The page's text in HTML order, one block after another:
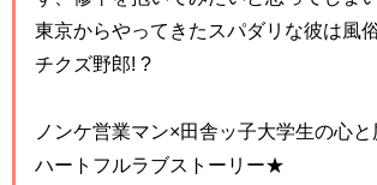
東京からやってきたスパダリな彼は風
チクズ野郎! ?
ノンケ営業マン×田舎ッ子大学生の心
ハートフルラブストーリー★